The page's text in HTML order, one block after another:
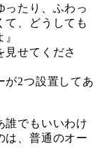
ったり、ふわっ
て、どうしても
見せてくださ
が2つ設置してあ
誰でもいいわけ
は、普通のオー